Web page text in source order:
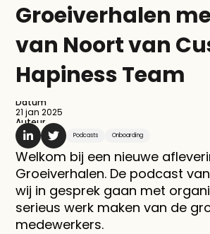
Groeiverhalen
van Noort van
Hapiness Team
Datum
21 jan 2025
Auteur
Podcasts Onboarding
Welkom bij een nieuwe
Groeiverhalen. De podcast
wij in gesprek gaan met
serieus werk maken van de
medewerkers.